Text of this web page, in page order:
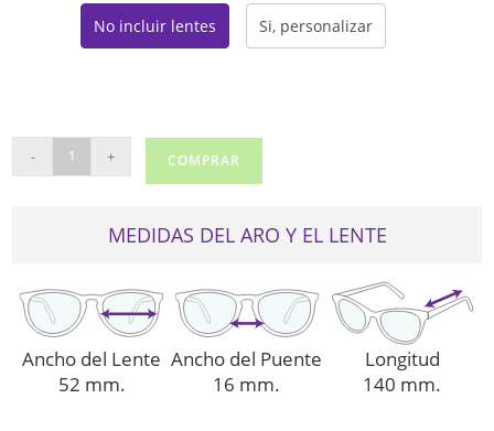
No incluir lentes Si, personalizar
MICHAEL
KORS
cantidad
- + COMPRAR
MEDIDAS DEL ARO Y EL LENTE
Ancho del Lente
52 mm.
Ancho del Puente
16 mm.
Longitud
140 mm.